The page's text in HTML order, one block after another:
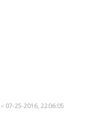
– 07-25-2016, 22:06:05